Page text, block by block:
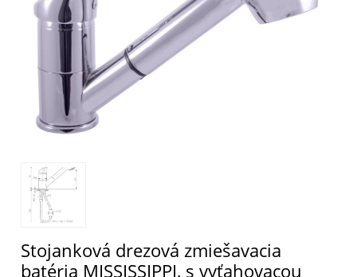
Stojanková drezová zmiešavacia
batéria MISSISSIPPI, s vyťahovacou